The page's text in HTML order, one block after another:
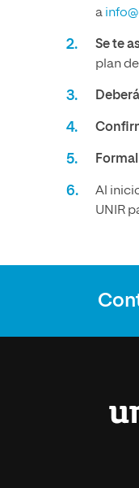
a
Se te
plan
Al
UNIR